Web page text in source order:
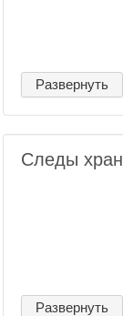
Развернуть
Следы
Развернуть